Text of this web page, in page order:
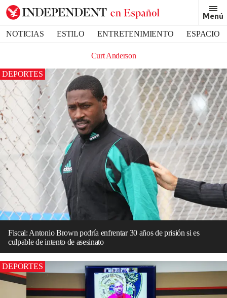
Menú
NOTICIAS ESTILO ENTRETENIMIENTO
ESPACIO
Curt Anderson
DEPORTES
Fiscal: Antonio Brown podría enfrentar 30 años de prisión si es
culpable de intento de asesinato
DEPORTES